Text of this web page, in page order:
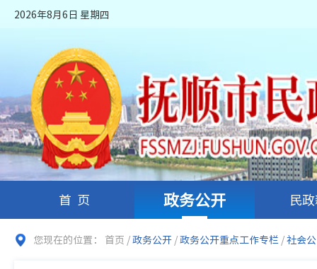
2026年8月6日 星期四
首页 政务公开 民
您现在的位置： 首页 /政务公开 /政务公开重点工作专栏 /社会